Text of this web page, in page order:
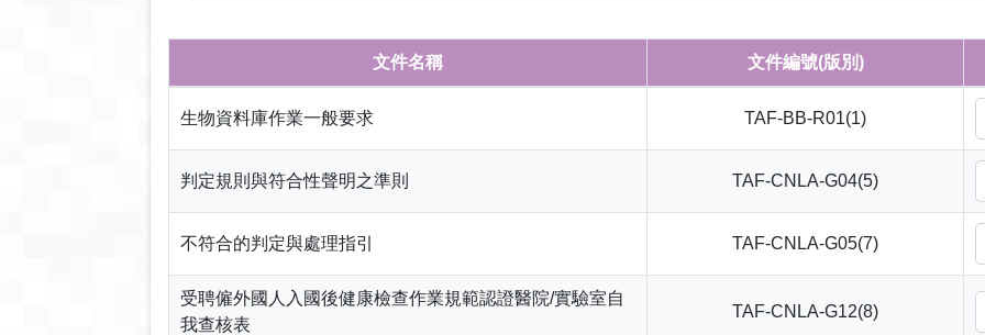
文件名稱 文件編號(版別)
生物資料庫作業一般要求 TAF-BB-R01(1)
判定規則與符合性聲明之準則 TAF-CNLA-G04(5)
不符合的判定與處理指引 TAF-CNLA-G05(7)
受聘僱外國人入國後健康檢查作業規範認證醫院/實驗室自
我查核表
TAF-CNLA-G12(8)